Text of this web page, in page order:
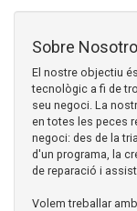
Sobre
El nostre objectiu
tecnològic a fi de
seu negoci. La
en totes les peces
negoci: des de la
d'un programa, la
de reparació i
Volem treballar